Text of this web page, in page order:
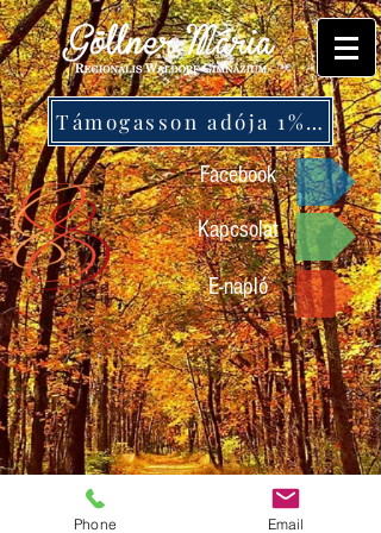
Támogasson adója 1%-ával!
Facebook
Kapcsolat
E-napló
Phone Email